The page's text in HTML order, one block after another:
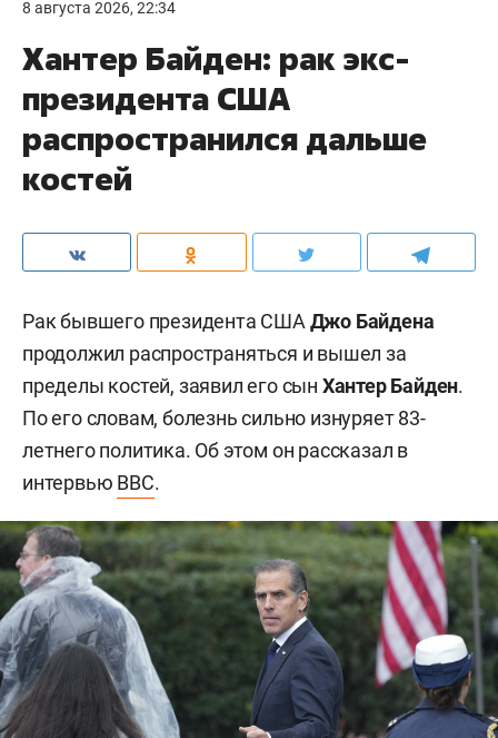
8 августа 2026, 22:34
Хантер Байден: рак экс-
президента США
распространился дальше
костей
Рак бывшего президента СШАДжо Байдена
продолжил распространяться и вышел за
пределы костей, заявил его сын Хантер Байден.
По его словам, болезнь сильно изнуряет 83-
летнего политика. Об этом он рассказал в
интервью BBC.